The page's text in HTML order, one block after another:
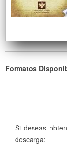
Formatos
Si deseas
descarga: